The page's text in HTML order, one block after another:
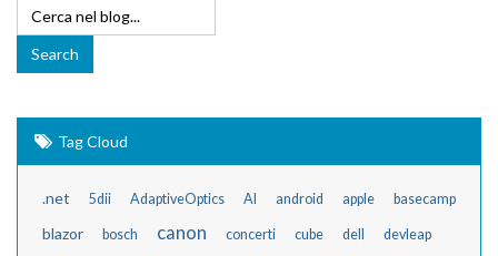
Tag Cloud
.net 5dii AdaptiveOptics AI android apple basecamp
blazor bosch canon concerti cube dell devleap